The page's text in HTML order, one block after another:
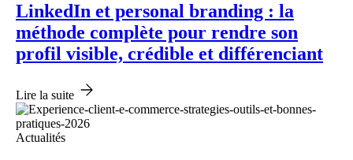
LinkedIn et personal branding : la
méthode complète pour rendre son
profil visible, crédible et différenciant
Lire la suite
Actualités